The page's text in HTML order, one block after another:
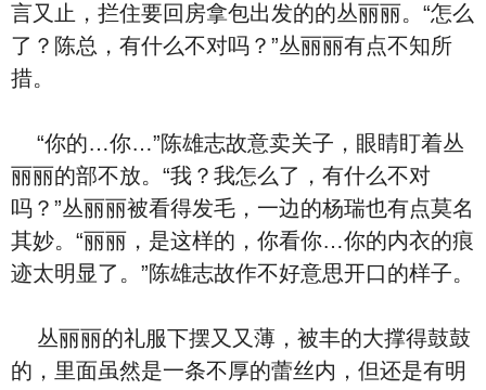
言又止，拦住要回房拿包出发的的丛丽丽。“怎么
了？陈总，有什么不对吗？”丛丽丽有点不知所
措。
“你的…你…”陈雄志故意卖关子，眼睛盯着丛
丽丽的部不放。“我？我怎么了，有什么不对
吗？”丛丽丽被看得发⽑，一边的杨瑞也有点莫名
其妙。“丽丽，是这样的，你看你…你的内⾐的痕
迹太明显了。”陈雄志故作不好意思开口的样子。
丛丽丽的礼服下摆又 又薄，被丰的大撑得鼓鼓
的，里面虽然是一条不厚的‮丝蕾‬内 ，但还是有明